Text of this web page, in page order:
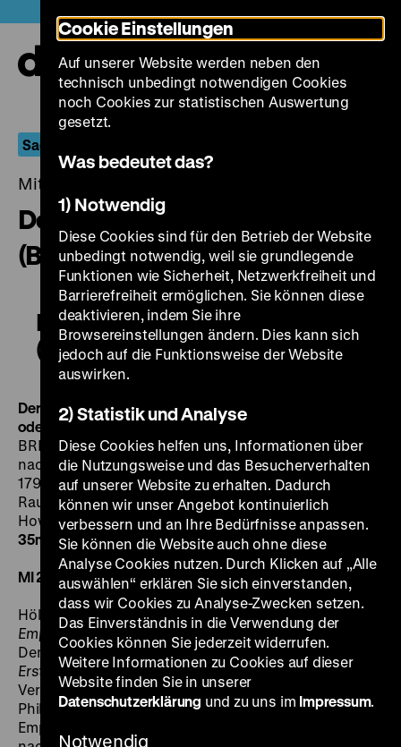
zum
Seiteninhalt
springen
Sagen Sie's den Steinen
Mittwoch, 25. Oktober 2017, 20.30 - 00.00 Uhr
Der Tod des Empedokles
(Berliner Fassung)
Der Tod des Empedokles
(Berliner Fassung)
Der Tod des Empedokles
oder: wenn dann der Erde Grün von neuem euch erglänzt
BRD 1986, R/B: Danièle Huillet, Jean-Marie Straub,
nach Friedrich Hölderlin, Trauerspiel in zwei Akten
1798, K: Renato Berta, T: Louis Hochet, D: Andreas von
Rauch, Vladimir Baratta, Martina Baratta, Ute Cremer,
Howard Vernon, William Berger, Peter Kammerer, 132’
35mm
MI 25.10. um 20.30 Uhr (Berliner Fassung)
Hölderlins einziges TrauerspielDer Tod des
Empedoklesblieb in drei Ausarbeitungen Fragment.
Dem Film liegt der im Winter 1798/99 geschriebene
Erste Entwurfzugrunde. Der 1. Akt handelt von der
Verbannung des höchstverehrten Dichters, Arztes,
Philosophen, Politikers und Naturwissenschaftlers
Empedokles aus der agrigentinischen Gesellschaft,
Cookie Einstellungen
Auf unserer Website werden neben den
technisch unbedingt notwendigen Cookies
noch Cookies zur statistischen Auswertung
gesetzt.
Was bedeutet das?
1) Notwendig
Diese Cookies sind für den Betrieb der Website
unbedingt notwendig, weil sie grundlegende
Funktionen wie Sicherheit, Netzwerkfreiheit und
Barrierefreiheit ermöglichen. Sie können diese
deaktivieren, indem Sie ihre
Browsereinstellungen ändern. Dies kann sich
jedoch auf die Funktionsweise der Website
auswirken.
2) Statistik und Analyse
Diese Cookies helfen uns, Informationen über
die Nutzungsweise und das Besucherverhalten
auf unserer Website zu erhalten. Dadurch
können wir unser Angebot kontinuierlich
verbessern und an Ihre Bedürfnisse anpassen.
Sie können die Website auch ohne diese
Analyse Cookies nutzen. Durch Klicken auf „Alle
auswählen“ erklären Sie sich einverstanden,
dass wir Cookies zu Analyse-Zwecken setzen.
Das Einverständnis in die Verwendung der
Cookies können Sie jederzeit widerrufen.
Weitere Informationen zu Cookies auf dieser
Website finden Sie in unserer
Datenschutzerklärung und zu uns im Impressum.
Notwendig